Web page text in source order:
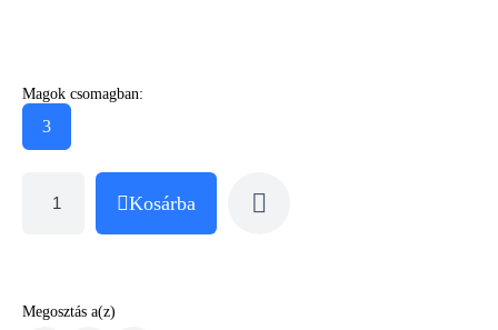
Magok csomagban:
3
Kosárba
Megosztás a(z)